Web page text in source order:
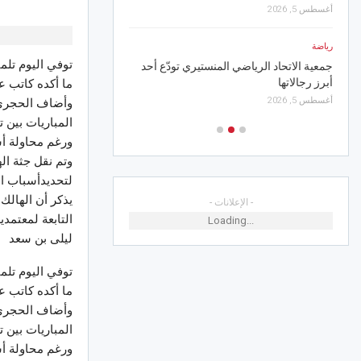
توفي اليوم
ما أكده كاتب
وأضاف الحجري
المباريات
ورغم محاولة
وتم نقل جثة
لتحديدأسباب
التابعة
ليلى بن سعد
توفي اليوم
ما أكده كاتب
وأضاف الحجري
المباريات
ورغم محاولة
أغسطس 5, 2026
أخبار الجهات
يوم 6 أوت.. تلقيح مجاني للكلاب والقطط ضدّ
داء الكلب بولاية أريانة
أغسطس 5, 2026
يُعرّي المجتمع
أغسطس 6, 2026
- الإعلانات -
Loading...